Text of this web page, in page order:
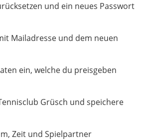
und ein neues Passwort
Mailadresse und dem neuen
ein, welche du preisgeben
Grüsch und speichere
Zeit und Spielpartner